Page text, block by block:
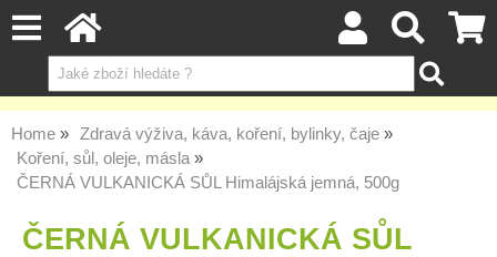
Home
Zdravá výživa, káva, koření, bylinky, čaje
Koření, sůl, oleje, másla
ČERNÁ VULKANICKÁ SŮL Himalájská jemná, 500g
ČERNÁ VULKANICKÁ SŮL